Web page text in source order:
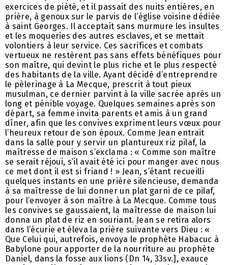
exercices de piété, et il passait des nuits entières, en
prière, à genoux sur le parvis de l’église voisine dédiée
à saint Georges. Il acceptait sans murmure les insultes
et les moqueries des autres esclaves, et se mettait
volontiers à leur service. Ces sacrifices et combats
vertueux ne restèrent pas sans effets bénéfiques pour
son maître, qui devint le plus riche et le plus respecté
des habitants de la ville. Ayant décidé d’entreprendre
le pèlerinage à La Mecque, prescrit à tout pieux
musulman, ce dernier parvint à la ville sacrée après un
long et pénible voyage. Quelques semaines après son
départ, sa femme invita parents et amis à un grand
dîner, afin que les convives expriment leurs vœux pour
l’heureux retour de son époux. Comme Jean entrait
dans la salle pour y servir un plantureux riz pilaf, la
maîtresse de maison s’exclama : « Comme son maître
se serait réjoui, s’il avait été ici pour manger avec nous
ce met dont il est si friand ! » Jean, s’étant recueilli
quelques instants en une prière silencieuse, demanda
à sa maîtresse de lui donner un plat garni de ce pilaf,
pour l’envoyer à son maître à La Mecque. Comme tous
les convives se gaussaient, la maîtresse de maison lui
donna un plat de riz en souriant. Jean se retira alors
dans l’écurie et éleva la prière suivante vers Dieu : «
Que Celui qui, autrefois, envoya le prophète Habacuc à
Babylone pour apporter de la nourriture au prophète
Daniel, dans la fosse aux lions (Dn 14, 33sv.], exauce